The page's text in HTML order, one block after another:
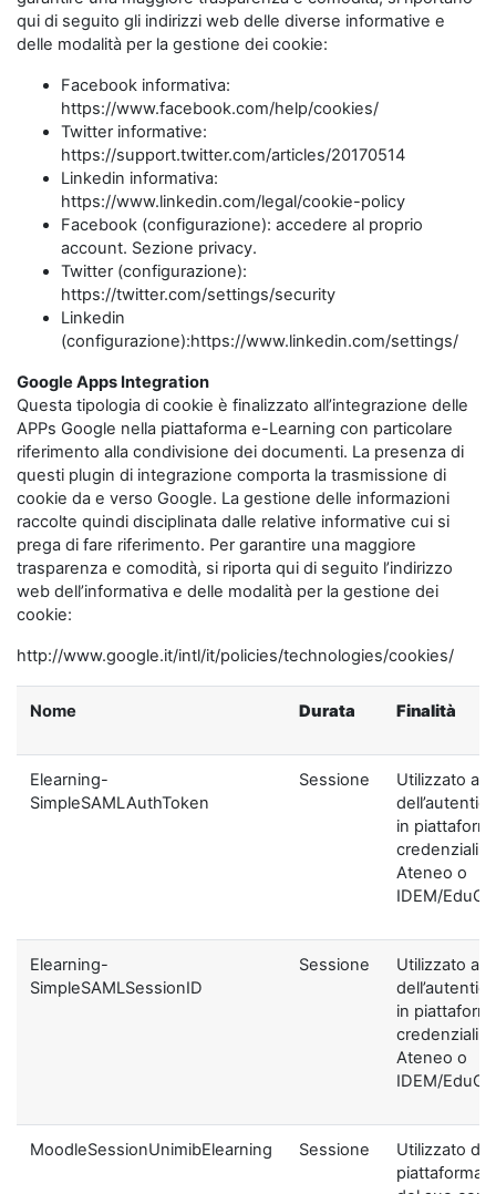
qui di seguito gli indirizzi web delle diverse informative e
delle modalità per la gestione dei cookie:
Facebook informativa:
https://www.facebook.com/help/cookies/
Twitter informative:
https://support.twitter.com/articles/20170514
Linkedin informativa:
https://www.linkedin.com/legal/cookie-policy
Facebook (configurazione): accedere al proprio
account. Sezione privacy.
Twitter (configurazione):
https://twitter.com/settings/security
Linkedin
(configurazione):https://www.linkedin.com/settings/
Google Apps Integration
Questa tipologia di cookie è finalizzato all’integrazione delle
APPs Google nella piattaforma e-Learning con particolare
riferimento alla condivisione dei documenti. La presenza di
questi plugin di integrazione comporta la trasmissione di
cookie da e verso Google. La gestione delle informazioni
raccolte quindi disciplinata dalle relative informative cui si
prega di fare riferimento. Per garantire una maggiore
trasparenza e comodità, si riporta qui di seguito l’indirizzo
web dell’informativa e delle modalità per la gestione dei
cookie:
http://www.google.it/intl/it/policies/technologies/cookies/
Nome Durata Finalità
Elearning-
SimpleSAMLAuthToken
Sessione
Utilizzato ai
in
credenziali di
Ateneo o
IDEM/
Elearning-
SimpleSAMLSessionID
Sessione
Utilizzato ai
in
credenziali di
Ateneo o
IDEM/
MoodleSessionUnimibElearning Sessione
Utilizzato
piattaforma